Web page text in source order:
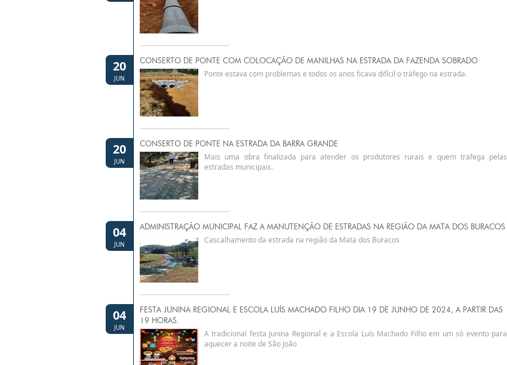
20
JUN
CONSERTO DE PONTE COM COLOCAÇÃO DE MANILHAS NA ESTRADA DA FAZENDA SOBRADO
Ponte estava com problemas e todos os anos ficava difícil o tráfego na estrada.
20
JUN
CONSERTO DE PONTE NA ESTRADA DA BARRA GRANDE
Mais uma obra finalizada para atender os produtores rurais e quem trafega pelas
estradas municipais.
04
JUN
ADMINISTRAÇÃO MUNICIPAL FAZ A MANUTENÇÃO DE ESTRADAS NA REGIÃO DA MATA DOS BURACOS
Cascalhamento da estrada na região da Mata dos Buracos
04
JUN
FESTA JUNINA REGIONAL E ESCOLA LUÍS MACHADO FILHO DIA 19 DE JUNHO DE 2024, A PARTIR DAS
19 HORAS.
A tradicional festa Junina Regional e a Escola Luís Machado Filho em um só evento para
aquecer a noite de São João